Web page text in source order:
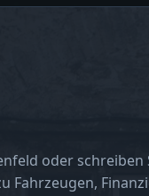
oder schreiben
Fahrzeugen,